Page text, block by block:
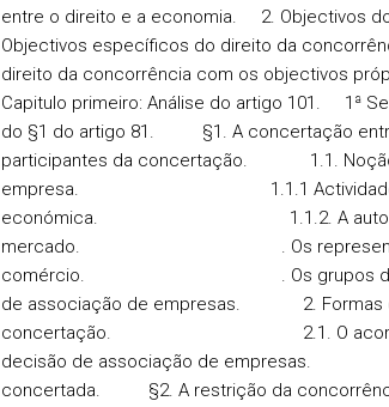
entre o direito e a economia. 2. Objectivos
Objectivos específicos do direito da
direito da concorrência com os objectivos
Capitulo primeiro: Análise do artigo 101. 1ª
do §1 do artigo 81. §1 . A concertação
participantes da concertação. 1.1.
empresa. 1.1.1
económica. 1.1.2. A
mercado. . Os
comércio. . Os grupos de
de associação de empresas. 2. Formas
concertação. 2.1. O
decisão de associação de
concertada. §2. A restrição da